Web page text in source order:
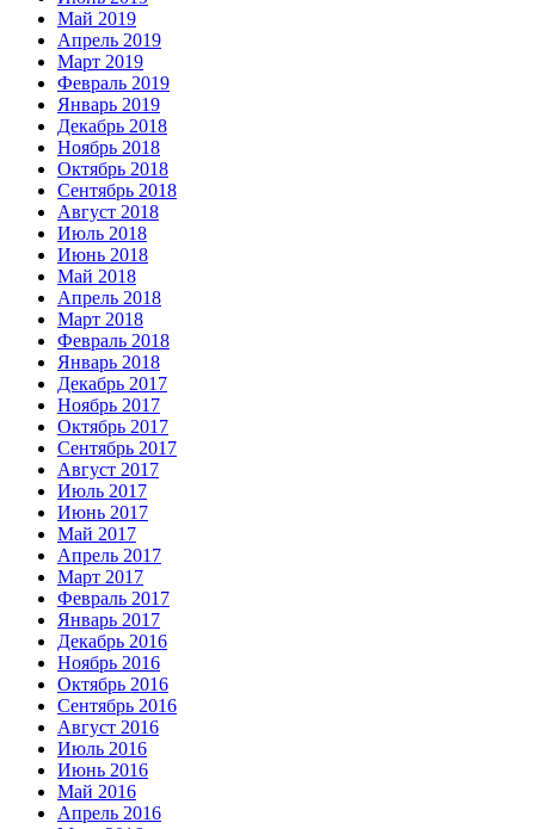
Май 2019
Апрель 2019
Март 2019
Февраль 2019
Январь 2019
Декабрь 2018
Ноябрь 2018
Октябрь 2018
Сентябрь 2018
Август 2018
Июль 2018
Июнь 2018
Май 2018
Апрель 2018
Март 2018
Февраль 2018
Январь 2018
Декабрь 2017
Ноябрь 2017
Октябрь 2017
Сентябрь 2017
Август 2017
Июль 2017
Июнь 2017
Май 2017
Апрель 2017
Март 2017
Февраль 2017
Январь 2017
Декабрь 2016
Ноябрь 2016
Октябрь 2016
Сентябрь 2016
Август 2016
Июль 2016
Июнь 2016
Май 2016
Апрель 2016